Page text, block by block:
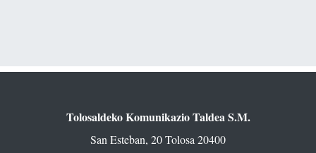
Tolosaldeko Komunikazio Taldea S.M.
San Esteban, 20 Tolosa 20400